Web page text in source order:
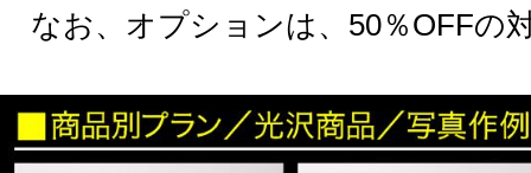
なお、オプションは、50％OFFの